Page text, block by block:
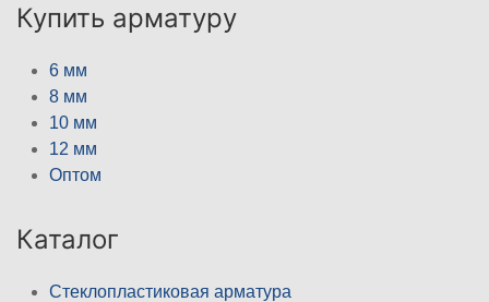
Купить арматуру
6 мм
8 мм
10 мм
12 мм
Оптом
Каталог
Стеклопластиковая арматура